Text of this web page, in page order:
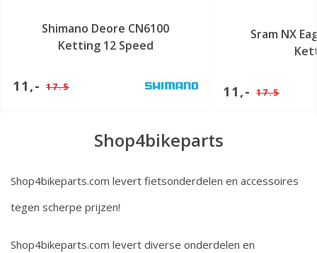
Shimano Deore CN6100
Ketting 12 Speed
11,- 17.5
Sram NX
11,-17.5
Shop4bikeparts
Shop4bikeparts.com levert fietsonderdelen en accessoires
tegen scherpe prijzen!
Shop4bikeparts.com levert diverse onderdelen en